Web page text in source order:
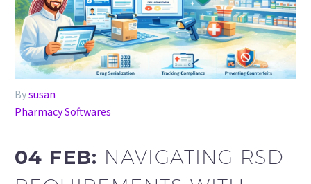
Bysusan
Pharmacy Softwares
04 FEB: NAVIGATING RSD